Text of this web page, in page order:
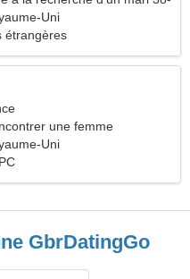
Uni
étrangères
une femme
Uni
GbrDatingGo